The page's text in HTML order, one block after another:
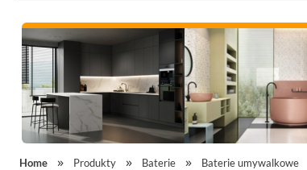
Home Produkty Baterie Baterie umywalkowe